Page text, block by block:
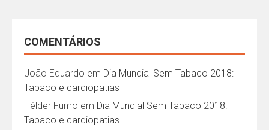
COMENTÁRIOS
João Eduardo em Dia Mundial Sem Tabaco 2018:
Tabaco e cardiopatias
Hélder Fumo em Dia Mundial Sem Tabaco 2018:
Tabaco e cardiopatias